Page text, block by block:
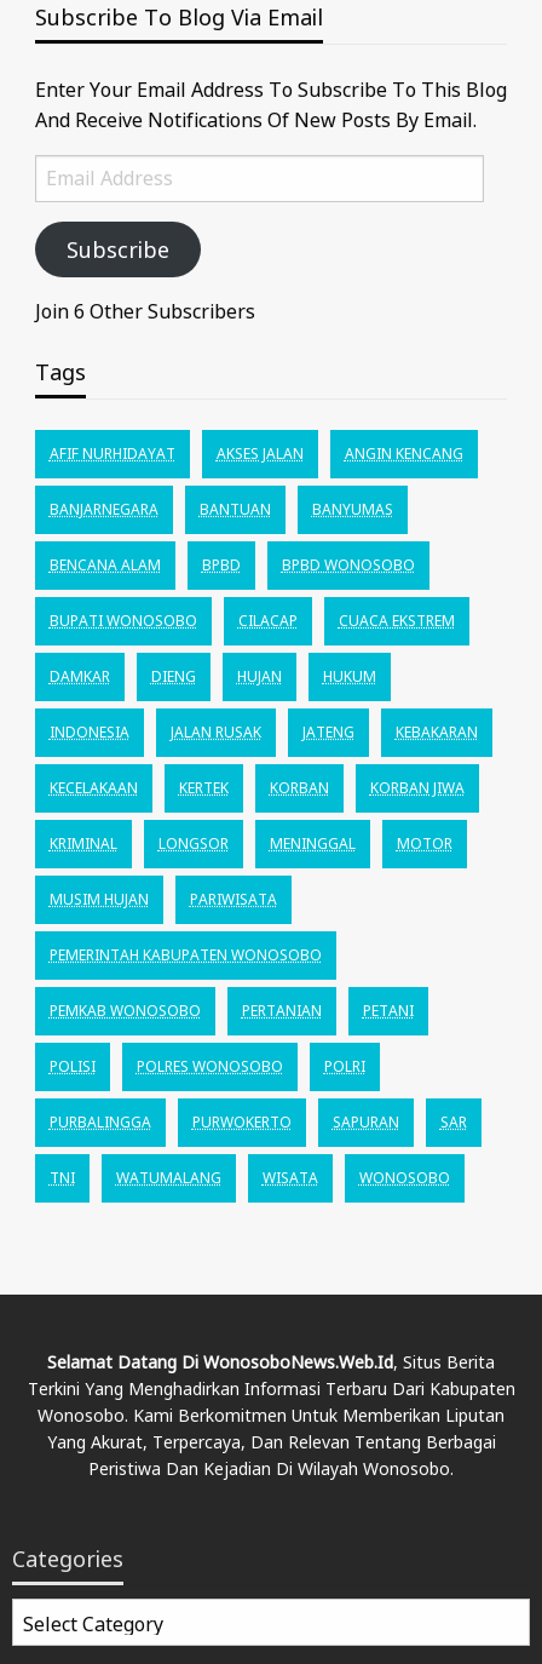
Subscribe To Blog Via Email
Enter Your Email Address To Subscribe To This Blog
And Receive Notifications Of New Posts By Email.
Email
Address
Subscribe
Join 6 Other Subscribers
Tags
AFIF NURHIDAYAT AKSES JALAN ANGIN KENCANG
BANJARNEGARA BANTUAN BANYUMAS
BENCANA ALAM BPBD BPBD WONOSOBO
BUPATI WONOSOBO CILACAP CUACA EKSTREM
DAMKAR DIENG HUJAN HUKUM
INDONESIA JALAN RUSAK JATENG KEBAKARAN
KECELAKAAN KERTEK KORBAN KORBAN JIWA
KRIMINAL LONGSOR MENINGGAL MOTOR
MUSIM HUJAN PARIWISATA
PEMERINTAH KABUPATEN WONOSOBO
PEMKAB WONOSOBO PERTANIAN PETANI
POLISI POLRES WONOSOBO POLRI
PURBALINGGA PURWOKERTO SAPURAN SAR
TNI WATUMALANG WISATA WONOSOBO
Selamat Datang Di WonosoboNews.web.id, Situs Berita
Terkini Yang Menghadirkan Informasi Terbaru Dari Kabupaten
Wonosobo. Kami Berkomitmen Untuk Memberikan Liputan
Yang Akurat, Terpercaya, Dan Relevan Tentang Berbagai
Peristiwa Dan Kejadian Di Wilayah Wonosobo.
Categories
Categories